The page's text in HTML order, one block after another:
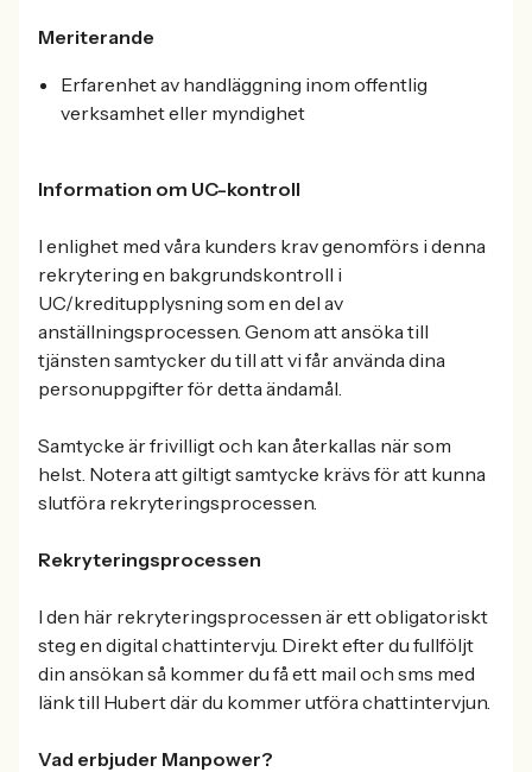
Meriterande
Erfarenhet av handläggning inom offentlig
verksamhet eller myndighet
Information om UC-kontroll
I enlighet med våra kunders krav genomförs i denna
rekrytering en bakgrundskontroll i
UC/kreditupplysning som en del av
anställningsprocessen. Genom att ansöka till
tjänsten samtycker du till att vi får använda dina
personuppgifter för detta ändamål.
Samtycke är frivilligt och kan återkallas när som
helst. Notera att giltigt samtycke krävs för att kunna
slutföra rekryteringsprocessen.
Rekryteringsprocessen
I den här rekryteringsprocessen är ett obligatoriskt
steg en digital chattintervju. Direkt efter du fullföljt
din ansökan så kommer du få ett mail och sms med
länk till Hubert där du kommer utföra chattintervjun.
Vad erbjuder Manpower?